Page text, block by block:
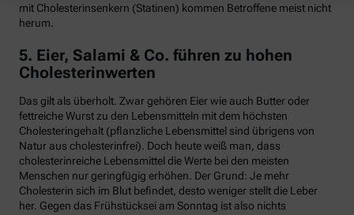
mit Cholesterinsenkern (Statinen) kommen Betroffene meist nicht
herum.
5. Eier, Salami & Co. führen zu hohen
Cholesterinwerten
Das gilt als überholt. Zwar gehören Eier wie auch Butter oder
fettreiche Wurst zu den Lebensmitteln mit dem höchsten
Cholesteringehalt (pflanzliche Lebensmittel sind übrigens von
Natur aus cholesterinfrei). Doch heute weiß man, dass
cholesterinreiche Lebensmittel die Werte bei den meisten
Menschen nur geringfügig erhöhen. Der Grund: Je mehr
Cholesterin sich im Blut befindet, desto weniger stellt die Leber
her. Gegen das Frühstücksei am Sonntag ist also nichts